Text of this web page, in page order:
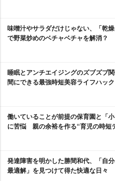
味噌汁やサラダだけじゃない、「乾燥
で野菜炒めのベチャベチャを解消？
睡眠とアンチエイジングのズブズブ
間にできる最強時短美容ライフハック
働いていることが前提の保育園と「
に苦悩 親の余裕を作る“育児の時短
発達障害を明かした勝間和代、「自
最適解」を見つけて得た快適な日々